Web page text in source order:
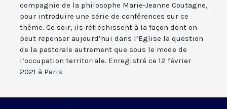
compagnie de la philosophe Marie-Jeanne Coutagne,
pour introduire une série de conférences sur ce
thème. Ce soir, ils réfléchissent à la façon dont on
peut repenser aujourd’hui dans l’Eglise la question
de la pastorale autrement que sous le mode de
l’occupation territoriale. Enregistré ce 12 février
2021 à Paris.